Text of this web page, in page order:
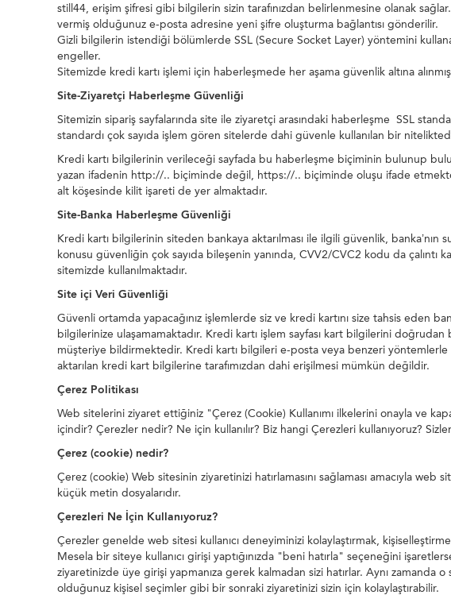
still44, erişim şifresi gibi bilgilerin sizin tarafınızdan belirlenmesine olanak
vermiş olduğunuz e-posta adresine yeni şifre oluşturma bağlantısı gönderilir.
Gizli bilgilerin istendiği bölümlerde SSL (Secure Socket Layer) yöntemini
engeller.
Sitemizde kredi kartı işlemi için haberleşmede her aşama güvenlik altına
Site-Ziyaretçi Haberleşme Güvenliği
Sitemizin sipariş sayfalarında site ile ziyaretçi arasındaki haberleşme SSL
standardı çok sayıda işlem gören sitelerde dahi güvenle kullanılan bir
Kredi kartı bilgilerinin verileceği sayfada bu haberleşme biçiminin bulunup
yazan ifadenin http://.. biçiminde değil, https://.. biçiminde oluşu ifade
alt köşesinde kilit işareti de yer almaktadır.
Site-Banka Haberleşme Güvenliği
Kredi kartı bilgilerinin siteden bankaya aktarılması ile ilgili güvenlik,
konusu güvenliğin çok sayıda bileşenin yanında, CVV2/CVC2 kodu da çalıntı
sitemizde kullanılmaktadır.
Site içi Veri Güvenliği
Güvenli ortamda yapacağınız işlemlerde siz ve kredi kartını size tahsis eden
bilgilerinize ulaşamamaktadır. Kredi kartı işlem sayfası kart bilgilerini
müşteriye bildirmektedir. Kredi kartı bilgileri e-posta veya benzeri yöntemlerle
aktarılan kredi kart bilgilerine tarafımızdan dahi erişilmesi mümkün değildir.
Çerez Politikası
Web sitelerini ziyaret ettiğiniz "Çerez (Cookie) Kullanımı ilkelerini onayla ve
içindir? Çerezler nedir? Ne için kullanılır? Biz hangi Çerezleri kullanıyoruz?
Çerez (cookie) nedir?
Çerez (cookie) Web sitesinin ziyaretinizi hatırlamasını sağlaması amacıyla web
küçük metin dosyalarıdır.
Çerezleri Ne İçin Kullanıyoruz?
Çerezler genelde web sitesi kullanıcı deneyiminizi kolaylaştırmak,
Mesela bir siteye kullanıcı girişi yaptığınızda "beni hatırla" seçeneğini
ziyaretinizde üye girişi yapmanıza gerek kalmadan sizi hatırlar. Aynı zamanda
olduğunuz kişisel seçimler gibi bir sonraki ziyaretinizi sizin için kolaylaştırabilir.